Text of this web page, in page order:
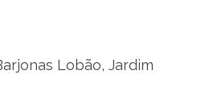
Lobão, Jardim